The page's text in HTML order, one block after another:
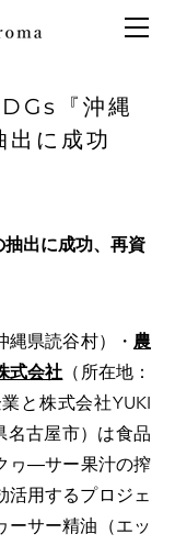
『沖縄
出に成功
出に成功、再資
縄県読谷村）・ 農
式会社 （所在地：
と株式会社YUKI
古屋市）は食品
ヮ―サー果汁の搾
活用するプロジェ
ーサー精油（エッ
ット
ン